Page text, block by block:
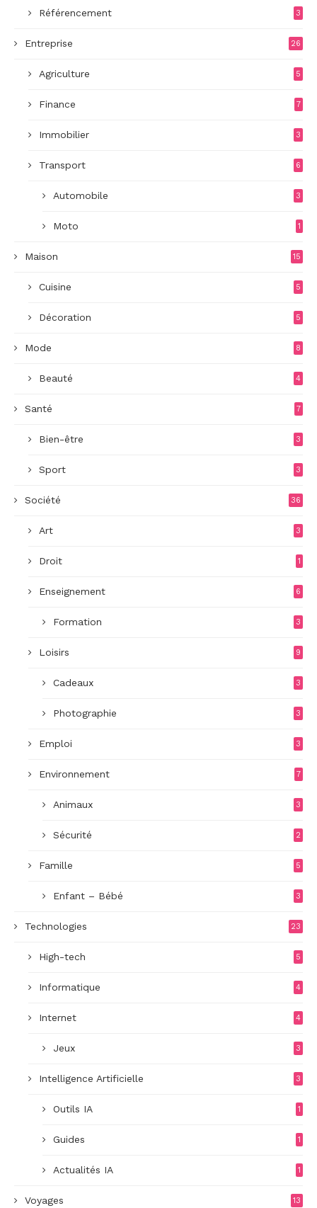
Référencement 3
Entreprise 26
Agriculture 5
Finance 7
Immobilier 3
Transport 6
Automobile 3
Moto 1
Maison 15
Cuisine 5
Décoration 5
Mode 8
Beauté 4
Santé 7
Bien-être 3
Sport 3
Société 36
Art 3
Droit 1
Enseignement 6
Formation 3
Loisirs 9
Cadeaux 3
Photographie 3
Emploi 3
Environnement 7
Animaux 3
Sécurité 2
Famille 5
Enfant – Bébé 3
Technologies 23
High-tech 5
Informatique 4
Internet 4
Jeux 3
Intelligence Artificielle 3
Outils IA 1
Guides 1
Actualités IA 1
Voyages 13